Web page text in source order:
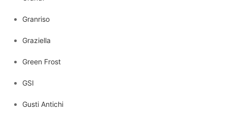
Granriso
Graziella
Green Frost
GSI
Gusti Antichi